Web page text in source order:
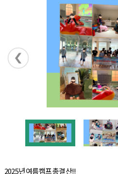
2025년 여름캠프 총결산!!